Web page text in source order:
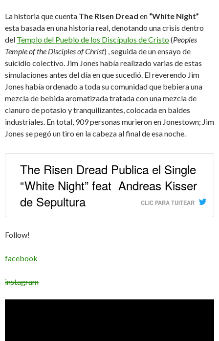
La historia que cuenta The Risen Dread en “White Night”
esta basada en una historia real, denotando una crisis dentro
del Templo del Pueblo de los Discípulos de Cristo(Peoples
Temple of the Disciples of Christ) , seguida de un ensayo de
suicidio colectivo. Jim Jones había realizado varias de estas
simulaciones antes del día en que sucedió. El reverendo Jim
Jones había ordenado a toda su comunidad que bebiera una
mezcla de bebida aromatizada tratada con una mezcla de
cianuro de potasio y tranquilizantes, colocada en baldes
industriales. En total, 909 personas murieron en Jonestown; Jim
Jones se pegó un tiro en la cabeza al final de esa noche.
The Risen Dread Publica el Single
“White Night” feat Andreas Kisser
de Sepultura
CLIC PARA TUITEAR
Follow!
facebook
instagram